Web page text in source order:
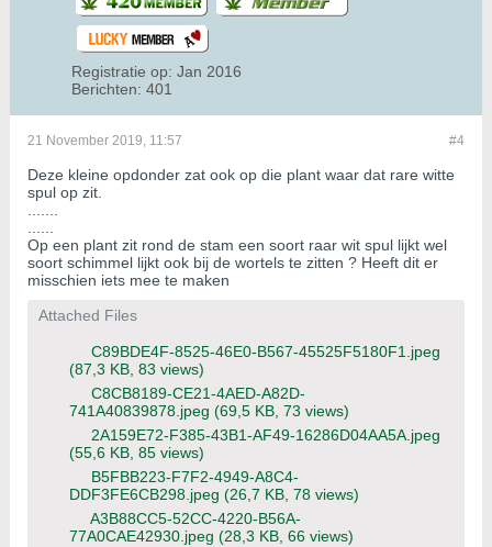
Registratie op: Jan 2016
Berichten: 401
#4
21 November 2019, 11:57
Deze kleine opdonder zat ook op die plant waar dat rare witte
spul op zit.
Op een plant zit rond de stam een soort raar wit spul lijkt wel
soort schimmel lijkt ook bij de wortels te zitten ? Heeft dit er
misschien iets mee te maken
Attached Files
C89BDE4F-8525-46E0-B567-45525F5180F1.jpeg
(87,3 KB, 83 views)
C8CB8189-CE21-4AED-A82D-
741A40839878.jpeg (69,5 KB, 73 views)
2A159E72-F385-43B1-AF49-16286D04AA5A.jpeg
(55,6 KB, 85 views)
B5FBB223-F7F2-4949-A8C4-
DDF3FE6CB298.jpeg (26,7 KB, 78 views)
A3B88CC5-52CC-4220-B56A-
77A0CAE42930.jpeg (28,3 KB, 66 views)